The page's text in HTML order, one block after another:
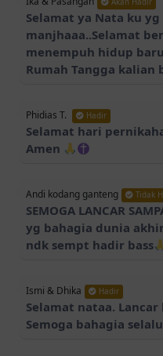
Selamat ya Nata ku yg
manjhaaa..Selamat
menempuh hidup
Rumah Tangga kalian
Hadir
Selamat hari
Amen
Tidak
SEMOGA LANCAR
yg bahagia dunia
ndk sempt hadir bass
Hadir
Selamat nataa. Lancar
Semoga bahagia